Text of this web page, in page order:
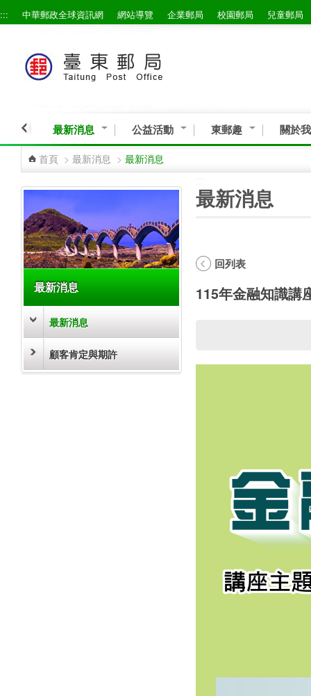
跳到主要內容區塊
::: 中華郵政全球資訊網 網站導覽 企業郵局 校園郵局 兒童郵局
最新消息 公益活動 東郵趣 關於
首頁 > 最新消息 > 最新消息
最新消息
最新消息
顧客肯定與期許
最新消息
回列表
115年金融知識講